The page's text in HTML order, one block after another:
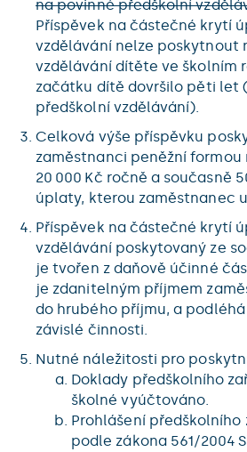
na povinné předškolní
Příspěvek na částečné krytí
vzdělávání nelze poskytnout
vzdělávání dítěte ve školním
začátku dítě dovršilo pěti let
předškolní vzdělávání).
Celková výše příspěvku
zaměstnanci peněžní
20 000 Kč ročně a současně
úplaty, kterou zaměstnanec
Příspěvek na částečné krytí
vzdělávání poskytovaný ze
je tvořen z daňově účinné
je zdanitelným příjmem
do hrubého příjmu, a
závislé činnosti.
Nutné náležitosti pro
Doklady předškolního
školné vyúčtováno.
Prohlášení předškolního
podle zákona 561/2004